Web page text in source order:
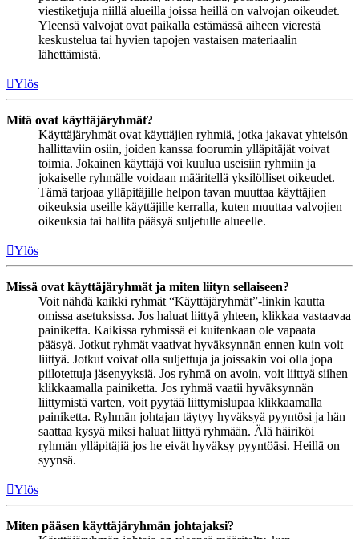
viestiketjuja niillä alueilla joissa heillä on valvojan oikeudet.
Yleensä valvojat ovat paikalla estämässä aiheen vierestä
keskustelua tai hyvien tapojen vastaisen materiaalin
lähettämistä.
Ylös
Mitä ovat käyttäjäryhmät?
Käyttäjäryhmät ovat käyttäjien ryhmiä, jotka jakavat yhteisön
hallittaviin osiin, joiden kanssa foorumin ylläpitäjät voivat
toimia. Jokainen käyttäjä voi kuulua useisiin ryhmiin ja
jokaiselle ryhmälle voidaan määritellä yksilölliset oikeudet.
Tämä tarjoaa ylläpitäjille helpon tavan muuttaa käyttäjien
oikeuksia useille käyttäjille kerralla, kuten muuttaa valvojien
oikeuksia tai hallita pääsyä suljetulle alueelle.
Ylös
Missä ovat käyttäjäryhmät ja miten liityn sellaiseen?
Voit nähdä kaikki ryhmät “Käyttäjäryhmät”-linkin kautta
omissa asetuksissa. Jos haluat liittyä yhteen, klikkaa vastaavaa
painiketta. Kaikissa ryhmissä ei kuitenkaan ole vapaata
pääsyä. Jotkut ryhmät vaativat hyväksynnän ennen kuin voit
liittyä. Jotkut voivat olla suljettuja ja joissakin voi olla jopa
piilotettuja jäsenyyksiä. Jos ryhmä on avoin, voit liittyä siihen
klikkaamalla painiketta. Jos ryhmä vaatii hyväksynnän
liittymistä varten, voit pyytää liittymislupaa klikkaamalla
painiketta. Ryhmän johtajan täytyy hyväksyä pyyntösi ja hän
saattaa kysyä miksi haluat liittyä ryhmään. Älä häiriköi
ryhmän ylläpitäjiä jos he eivät hyväksy pyyntöäsi. Heillä on
syynsä.
Ylös
Miten pääsen käyttäjäryhmän johtajaksi?